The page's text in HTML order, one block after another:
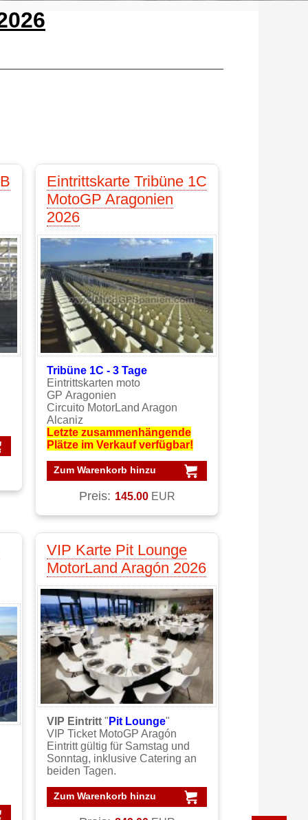
Eintrittskarte Tribüne 1C
MotoGP Aragonien
2026
Tribüne 1C - 3 Tage
Eintrittskarten moto
GP Aragonien
Circuito MotorLand Aragon
Alcaniz
Letzte zusammenhängende
Plätze im Verkauf verfügbar!
Zum Warenkorb hinzu
Preis: 145.00 EUR
VIP Karte Pit Lounge
MotorLand Aragón 2026
VIP Eintritt " Pit Lounge"
VIP Ticket MotoGP Aragón
Eintritt gültig für Samstag und
Sonntag, inklusive Catering an
beiden Tagen.
Zum Warenkorb hinzu